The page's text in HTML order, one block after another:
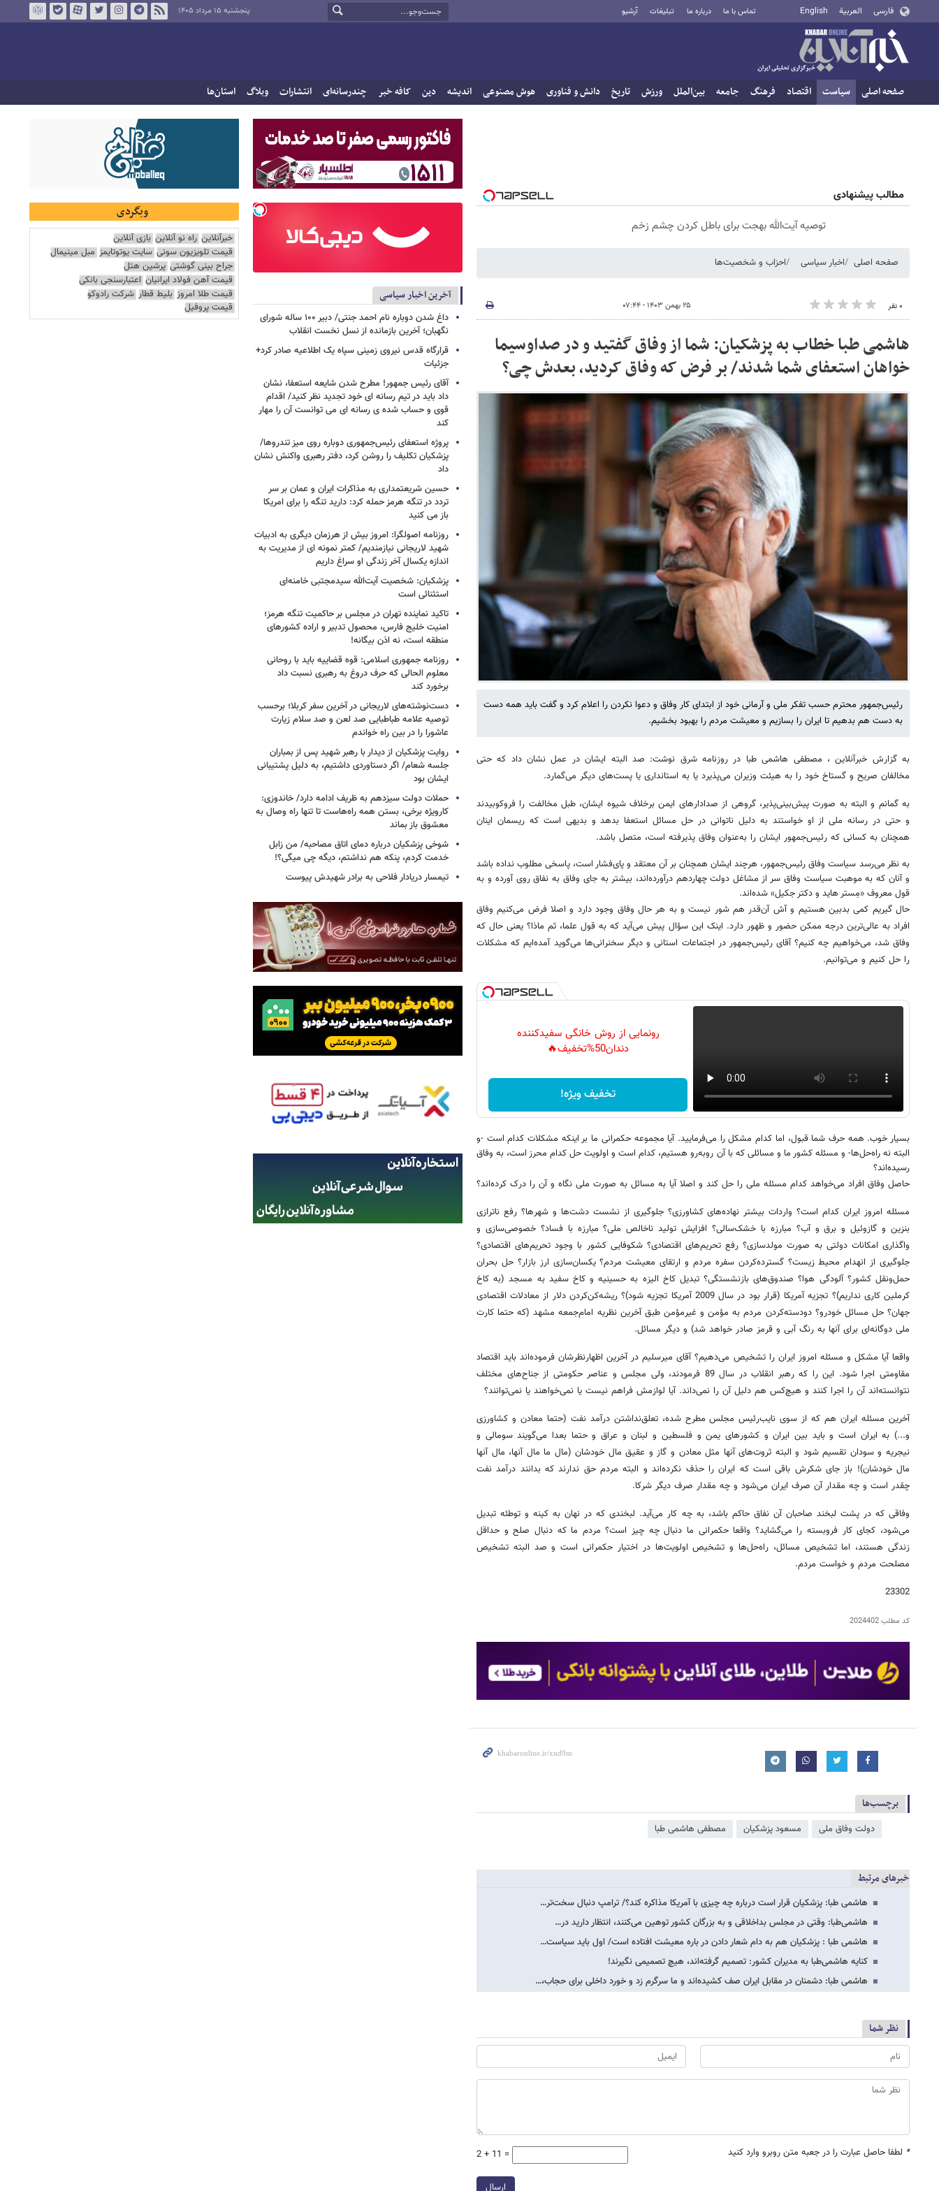
فارسی العربية English تماس با ما درباره ما تبلیغات آرشیو پنجشنبه ۱۵ مرداد ۱۴۰۵
صفحه اصلی سیاست اقتصاد فرهنگ جامعه بین‌الملل ورزش تاریخ دانش و فناوری هوش مصنوعی اندیشه دین کافه خبر چندرسانه‌ای انتشارات وبلاگ استان‌ها
مطالب پیشنهادی
توصیه آیت‌الله بهجت برای باطل کردن چشم زخم
صفحه اصلی اخبار سیاسی احزاب و شخصیت‌ها
۰ نفر ۲۵ بهمن ۱۴۰۳ - ۰۷:۴۴
هاشمی طبا خطاب به پزشکیان: شما از وفاق گفتید و در صداوسیما
خواهان استعفای شما شدند/ بر فرض که وفاق کردید، بعدش چی؟
رئیس‌جمهور محترم حسب تفکر ملی و آرمانی خود از ابتدای کار وفاق و دعوا نکردن را اعلام کرد و گفت باید همه دست
به دست هم بدهیم تا ایران را بسازیم و معیشت مردم را بهبود بخشیم.
به گزارش خبرآنلاین ، مصطفی هاشمی طبا در روزنامه شرق نوشت: صد البته ایشان در عمل نشان داد که حتی
مخالفان صریح و گستاخ خود را به هیئت وزیران می‌پذیرد یا به استانداری یا پست‌های دیگر می‌گمارد.
به گمانم و البته به صورت پیش‌بینی‌پذیر، گروهی از صدادارهای ایمن برخلاف شیوه ایشان، طبل مخالفت را فروکوبیدند
و حتی در رسانه ملی از او خواستند به دلیل ناتوانی در حل مسائل استعفا بدهد و بدیهی است که ریسمان اینان
همچنان به کسانی که رئیس‌جمهور ایشان را به‌عنوان وفاق پذیرفته است، متصل باشد.
به نظر می‌رسد سیاست وفاق رئیس‌جمهور، هرچند ایشان همچنان بر آن معتقد و پای‌فشار است، پاسخی مطلوب نداده باشد
و آنان که به موهبت سیاست وفاق سر از مشاغل دولت چهاردهم درآورده‌اند، بیشتر به جای وفاق به نفاق روی آورده و به
قول معروف «مِستر هاید و دکتر جکیل» شده‌اند.
حال گیریم کمی بدبین هستیم و آش آن‌قدر هم شور نیست و به هر حال وفاق وجود دارد و اصلا فرض می‌کنیم وفاق
افراد به عالی‌ترین درجه ممکن حضور و ظهور دارد. اینک این سؤال پیش می‌آید که به قول علما، ثم ماذا؟ یعنی حال که
وفاق شد، می‌خواهیم چه کنیم؟ آقای رئیس‌جمهور در اجتماعات استانی و دیگر سخنرانی‌ها می‌گوید آمده‌ایم که مشکلات
را حل کنیم و می‌توانیم.
رونمایی از روش خانگی سفیدکننده
دندان50%تخفیف🔥
تخفیف ویژه!
بسیار خوب. همه حرف شما قبول، اما کدام مشکل را می‌فرمایید. آیا مجموعه حکمرانی ما بر اینکه مشکلات کدام است -و
البته نه راه‌حل‌ها- و مسئله کشور ما و مسائلی که با آن روبه‌رو هستیم، کدام است و اولویت حل کدام محرز است، به وفاق
رسیده‌اند؟
حاصل وفاق افراد می‌خواهد کدام مسئله ملی را حل کند و اصلا آیا به مسائل به صورت ملی نگاه و آن را درک کرده‌اند؟
مسئله امروز ایران کدام است؟ واردات بیشتر نهاده‌های کشاورزی؟ جلوگیری از نشست دشت‌ها و شهرها؟ رفع ناترازی
بنزین و گازوئیل و برق و آب؟ مبارزه با خشک‌سالی؟ افزایش تولید ناخالص ملی؟ مبارزه با فساد؟ خصوصی‌سازی و
واگذاری امکانات دولتی به صورت مولدسازی؟ رفع تحریم‌های اقتصادی؟ شکوفایی کشور با وجود تحریم‌های اقتصادی؟
جلوگیری از انهدام محیط زیست؟ گسترده‌کردن سفره مردم و ارتقای معیشت مردم؟ یکسان‌سازی ارز بازار؟ حل بحران
حمل‌ونقل کشور؟ آلودگی هوا؟ صندوق‌های بازنشستگی؟ تبدیل کاخ الیزه به حسینیه و کاخ سفید به مسجد (به کاخ
کرملین کاری نداریم)؟ تجزیه آمریکا (قرار بود در سال 2009 آمریکا تجزیه شود)؟ ریشه‌کن‌کردن دلار از معادلات اقتصادی
جهان؟ حل مسائل خودرو؟ دودسته‌کردن مردم به مؤمن و غیرمؤمن طبق آخرین نظریه امام‌جمعه مشهد (که حتما کارت
ملی دوگانه‌ای برای آنها به رنگ آبی و قرمز صادر خواهد شد) و دیگر مسائل.
واقعا آیا مشکل و مسئله امروز ایران را تشخیص می‌دهیم؟ آقای میرسلیم در آخرین اظهارنظرشان فرموده‌اند باید اقتصاد
مقاومتی اجرا شود. این را که رهبر انقلاب در سال 89 فرمودند، ولی مجلس و عناصر حکومتی از جناح‌های مختلف
نتوانسته‌اند آن را اجرا کنند و هیچ‌کس هم دلیل آن را نمی‌داند. آیا لوازمش فراهم نیست یا نمی‌خواهند یا نمی‌توانند؟
آخرین مسئله ایران هم که از سوی نایب‌رئیس مجلس مطرح شده، تعلق‌نداشتن درآمد نفت (حتما معادن و کشاورزی
و...) به ایران است و باید بین ایران و کشورهای یمن و فلسطین و لبنان و عراق و حتما بعدا می‌گویند سومالی و
نیجریه و سودان تقسیم شود و البته ثروت‌های آنها مثل معادن و گاز و عقیق مال خودشان ‌(مال ما مال آنها، مال آنها
مال خودشان)! باز جای شکرش باقی است که ایران را حذف نکرده‌اند و البته مردم حق ندارند که بدانند درآمد نفت
چقدر است و چه مقدار آن صرف ایران می‌شود و چه مقدار صرف دیگر شرکا.
وفاقی که در پشت لبخند صاحبان آن نفاق حاکم باشد، به چه کار می‌آید. لبخندی که در نهان به کینه و توطئه تبدیل
می‌شود، کجای کار فروبسته را می‌گشاید؟ واقعا حکمرانی ما دنبال چه چیز است؟ مردم ما که دنبال صلح و حداقل
زندگی هستند، اما تشخیص مسائل، راه‌حل‌ها و تشخیص اولویت‌ها در اختیار حکمرانی است و صد البته تشخیص
مصلحت مردم و خواست مردم.
23302
کد مطلب2024402
برچسب‌ها
دولت وفاق ملی مسعود پزشکیان مصطفی هاشمی طبا
خبرهای مرتبط
هاشمی طبا: پزشکیان قرار است درباره چه چیزی با آمریکا مذاکره کند؟/ ترامپ دنبال سخت‌تر…
هاشمی‌طبا: وقتی در مجلس بداخلاقی و به بزرگان کشور توهین می‌کنند، انتظار دارید در…
هاشمی طبا : پزشکیان هم به دام شعار دادن در باره معیشت افتاده است/ اول باید سیاست…
کنایه هاشمی‌طبا به مدیران کشور: تصمیم گرفته‌اند، هیچ تصمیمی نگیرند!
هاشمی طبا: دشمنان در مقابل ایران صف کشیده‌اند و ما سرگرم زد و خورد داخلی برای حجاب،…
نظر شما
* لطفا حاصل عبارت را در جعبه متن روبرو وارد کنید 2 + 11 =
ارسال
آخرین اخبار سیاسی
داغ شدن دوباره نام احمد جنتی/ دبیر ۱۰۰ ساله شورای
نگهبان؛ آخرین بازمانده از نسل نخست انقلاب
قرارگاه قدس نیروی زمینی سپاه یک اطلاعیه صادر کرد+
جزئیات
آقای رئیس جمهور! مطرح شدن شایعه استعفا، نشان
داد باید در تیم رسانه ای خود تجدید نظر کنید/ اقدام
قوی و حساب شده ی رسانه ای می توانست آن را مهار
کند
پروژه استعفای رئیس‌جمهوری دوباره روی میز تندروها/
پزشکیان تکلیف را روشن کرد، دفتر رهبری واکنش نشان
داد
حسین شریعتمداری به مذاکرات ایران و عمان بر سر
تردد در تنگه هرمز حمله کرد: دارید تنگه را برای امریکا
باز می کنید
روزنامه اصولگرا: امروز بیش از هرزمان دیگری به ادبیات
شهید لاریجانی نیازمندیم/ کمتر نمونه ای از مدیریت به
اندازه یکسال آخر زندگی او سراغ داریم
پزشکیان: شخصیت آیت‌الله سیدمجتبی خامنه‌ای
استثنائی است
تاکید نماینده تهران در مجلس بر حاکمیت تنگه هرمز؛
امنیت خلیج فارس، محصول تدبیر و اراده کشورهای
منطقه است، نه اذن بیگانه!
روزنامه جمهوری اسلامی: قوه قضاییه باید با روحانی
معلوم الحالی که حرف دروغ به رهبری نسبت داد
برخورد کند
دست‌نوشته‌های لاریجانی در آخرین سفر کربلا؛ برحسب
توصیه علامه طباطبایی صد لعن و صد سلام زیارت
عاشورا را در بین راه خواندم
روایت پزشکیان از دیدار با رهبر شهید پس از بمباران
جلسه شعام/ اگر دستاوردی داشتیم، به دلیل پشتیبانی
ایشان بود
حملات دولت سیزدهم به ظریف ادامه دارد/ خاندوزی:
کارویژه برخی، بستن همه راه‌هاست تا تنها راه وصال به
معشوق باز بماند
شوخی پزشکیان درباره دمای اتاق مصاحبه/ من زابل
خدمت کردم، پنکه هم نداشتم، دیگه چی میگی؟!
تیمسار دریادار فلاحی به برادر شهیدش پیوست
وبگردی
خبرآنلاین راه نو آنلاین بازی آنلاین
قیمت تلویزیون سونی سایت یوتوتایمز مبل مینیمال
جراح بینی گوشتی پرشین هتل
قیمت آهن فولاد ایرانیان اعتبارسنجی بانکی
قیمت طلا امروز بلیط قطار شرکت رادوکو
قیمت پروفیل